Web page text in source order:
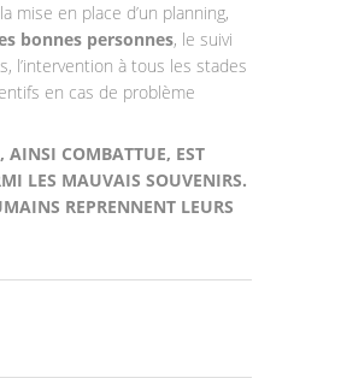
mise en place d’un planning,
bonnes personnes, le suivi
l’intervention à tous les stades
en cas de problème
AINSI COMBATTUE, EST
LES MAUVAIS SOUVENIRS.
REPRENNENT LEURS